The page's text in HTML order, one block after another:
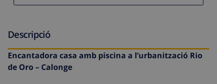
Descripció
Encantadora casa amb piscina a l’urbanització Rio
de Oro – Calonge